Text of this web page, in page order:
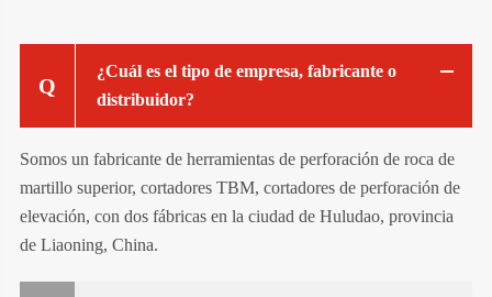
¿Cuál es el tipo de empresa, fabricante o
distribuidor?
Somos un fabricante de herramientas de perforación de roca de
martillo superior, cortadores TBM, cortadores de perforación de
elevación, con dos fábricas en la ciudad de Huludao, provincia
de Liaoning, China.